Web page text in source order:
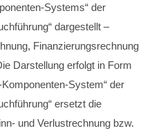
Systems“ der
dargestellt –
Finanzierungsrechnung
Darstellung erfolgt in Form
System“ der
ersetzt die
und Verlustrechnung bzw.